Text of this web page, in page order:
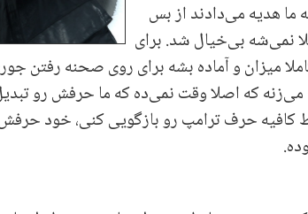
ما هدیه می‌دادند از بس
نمی‌شه بی‌خیال شد. برای
۳ تا ۶ ماه طول می‌کشه که طنز کاملا میزان و آماده بشه برای روی
که اصلا وقت نمی‌ده که ما حرفش رو
کافیه حرف ترامپ رو بازگویی کنی، خود